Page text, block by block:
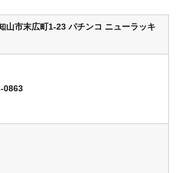
山市末広町1-23 パチンコ ニューラッキ
0863